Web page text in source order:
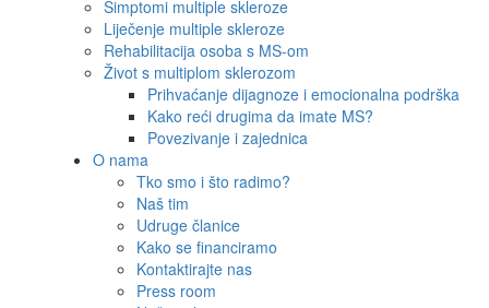
Simptomi multiple skleroze
Liječenje multiple skleroze
Rehabilitacija osoba s MS-om
Život s multiplom sklerozom
Prihvaćanje dijagnoze i emocionalna podrška
Kako reći drugima da imate MS?
Povezivanje i zajednica
O nama
Tko smo i što radimo?
Naš tim
Udruge članice
Kako se financiramo
Kontaktirajte nas
Press room